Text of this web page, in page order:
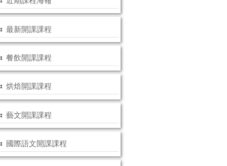
最新開課課程
餐飲開課課程
烘焙開課課程
藝文開課課程
國際語文開課課程